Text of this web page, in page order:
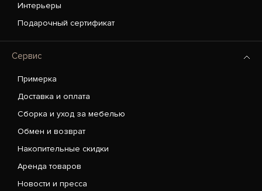
Интерьеры
Подарочный сертификат
Сервис
Примерка
Доставка и оплата
Сборка и уход за мебелью
Обмен и возврат
Накопительные скидки
Аренда товаров
Новости и пресса